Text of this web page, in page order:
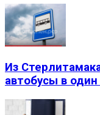
Из
автобусы в